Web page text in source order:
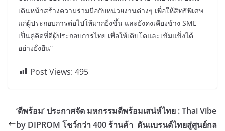
เดินหน้าสร้างความร่วมมือกับหน่วยงานต่างๆ เพื่อให้สิทธิพิเศษ
แก่ผู้ประกอบการต่อไปให้มากยิ่งขึ้น และยังคงเคียงข้าง SME
เป็นคู่คิดที่ดีผู้ประกอบการไทย เพื่อให้เติบโตและเข้มแข็งได้
อย่างยั่งยืน”
Post Views: 495
‘ดีพร้อม’ ประกาศจัด มหกรรมดีพร้อมเสน่ห์ไทย : Thai Vibe
by DIPROM โชว์กว่า 400 ร้านค้า ดันแบรนด์ไทยสู่ศูนย์กล